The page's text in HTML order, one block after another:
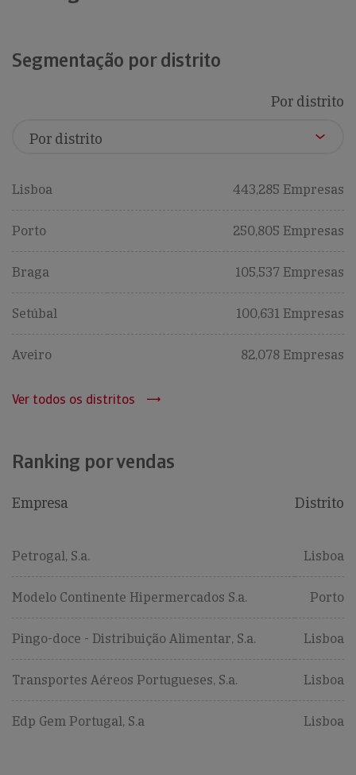
Segmentação por distrito
Por distrito
Lisboa 443,285 Empresas
Porto 250,805 Empresas
Braga 105,537 Empresas
Setúbal 100,631 Empresas
Aveiro 82,078 Empresas
Ver todos os distritos
Ranking por vendas
Empresa Distrito
Petrogal, S.a. Lisboa
Modelo Continente Hipermercados S.a. Porto
Pingo-doce - Distribuição Alimentar, S.a. Lisboa
Transportes Aéreos Portugueses, S.a. Lisboa
Edp Gem Portugal, S.a Lisboa